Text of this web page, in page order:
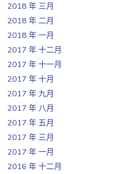
2018 年 三月
2018 年 二月
2018 年 一月
2017 年 十二月
2017 年 十一月
2017 年 十月
2017 年 九月
2017 年 八月
2017 年 五月
2017 年 三月
2017 年 一月
2016 年 十二月